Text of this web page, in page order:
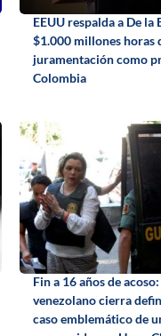
EEUU respalda a De la
$1.000 millones horas
juramentación como
Colombia
Fin a 16 años de
venezolano cierra
caso emblemático de